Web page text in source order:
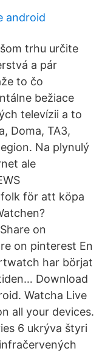
android
trhu určite
a pár
to čo
bežiace
televízii a to
Doma, TA3,
Na plynulý
ale
folk för att köpa
on
on pinterest En
har börjat
Download
Watcha Live
all your devices.
6 ukrýva štyri